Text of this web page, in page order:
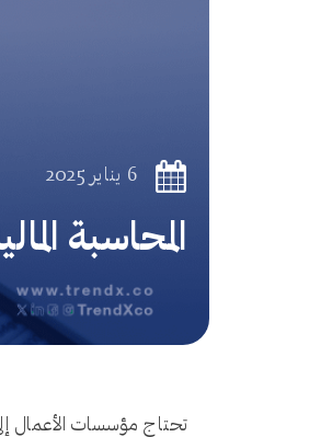
6 يناير 2025
المحاسبة
تحتاج مؤسسات الأعمال